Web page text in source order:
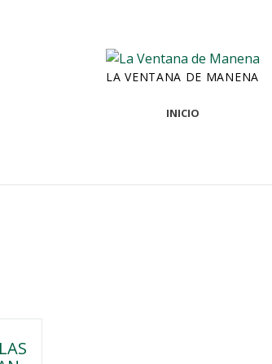
LA VENTANA DE MANENA
INICIO